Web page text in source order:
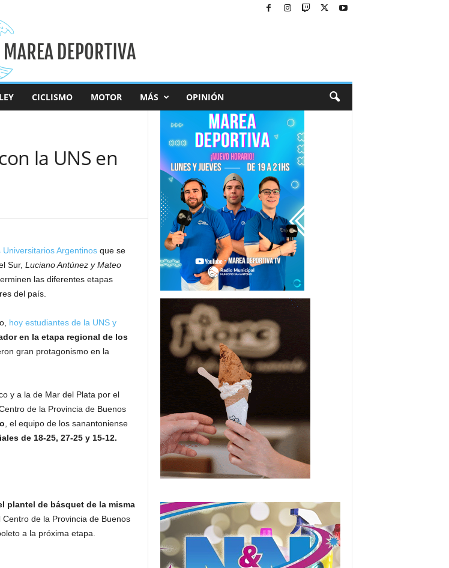
CICLISMO MOTOR MÁS OPINIÓN
la UNS en
Universitarios Argentinosque se
Sur, Luciano Antúnez y Mateo
las diferentes etapas
del país.
hoy estudiantes de la UNS y
en la etapa regional de los
gran protagonismo en la
y a la de Mar del Plata por el
de la Provincia de Buenos
, el equipo de los sanantoniense
de 18-25, 27-25 y 15-12.
plantel de básquet de la misma
de la Provincia de Buenos
a la próxima etapa.